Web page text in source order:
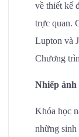
về thiết kế
trực quan.
Lupton và
Chương
Nhiếp ảnh
Khóa học
những